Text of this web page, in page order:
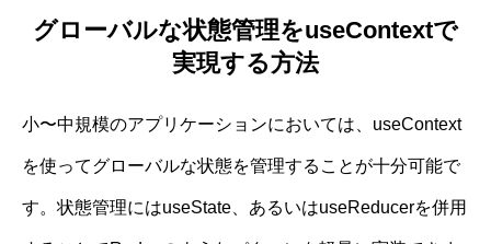
グローバルな状態管理をuseContextで
実現する方法
小〜中規模のアプリケーションにおいては、useContext
を使ってグローバルな状態を管理することが十分可能で
す。状態管理にはuseState、あるいはuseReducerを併用